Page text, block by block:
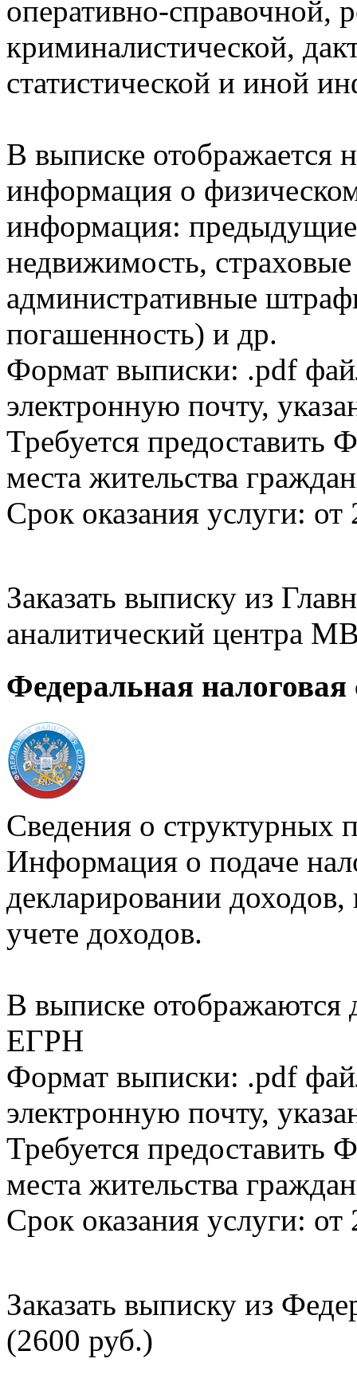
оперативно-справочной,
криминалистической,
статистической и иной
В выписке отображается
информация о
информация:
недвижимость,
административные
погашенность) и др.
Формат выписки: .pdf
электронную почту,
Требуется
места жительства
Срок оказания услуги: от
Заказать выписку из
аналитический центра
Федеральная налоговая
Сведения о структурных
Информация о подаче
декларировании доходов,
учете доходов.
В выписке
ЕГРН
Формат выписки: .pdf
электронную почту,
Требуется
места жительства
Срок оказания услуги: от
Заказать выписку из
(2600 руб.)